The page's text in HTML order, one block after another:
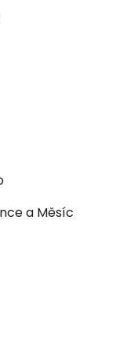
a Měsíc